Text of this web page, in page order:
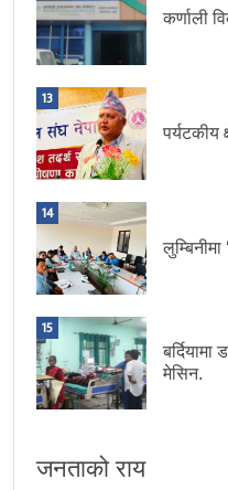
कर्णाली
13
पर्यटकीय
14
15
मेसिन.
जनताको राय